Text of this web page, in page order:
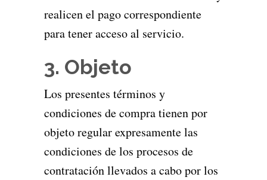
realicen el pago correspondiente
para tener acceso al servicio.
3. Objeto
Los presentes términos y
condiciones de compra tienen por
objeto regular expresamente las
condiciones de los procesos de
contratación llevados a cabo por los